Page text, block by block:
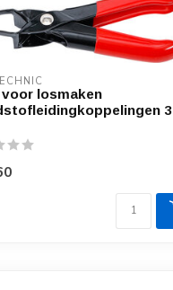
voor losmaken
3